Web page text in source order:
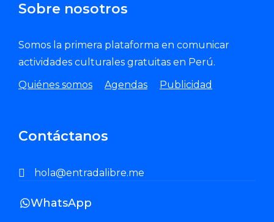
Sobre nosotros
Somos la primera plataforma en comunicar
actividades culturales gratuitas en Perú.
Quiénes somos
Agendas Publicidad
Contáctanos
hola@entradalibre.me
WhatsApp